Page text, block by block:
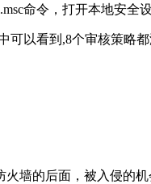
命令，打开本地安全
可以看到,8个审核策
墙的后面，被入侵的